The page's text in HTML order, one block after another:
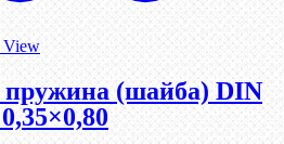
View
пружина (шайба) DIN